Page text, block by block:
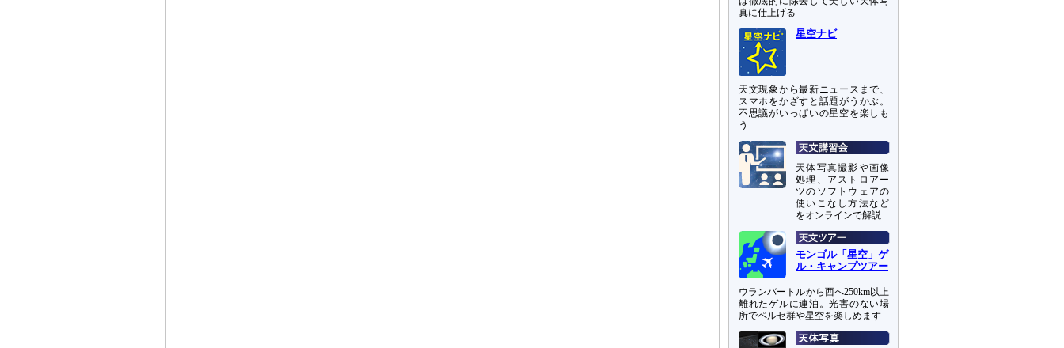
真に仕上げる
星空ナビ
天文現象から最新ニュースまで、
スマホをかざすと話題がうかぶ。
不思議がいっぱいの星空を楽しも
う
天体写真撮影や画像
処理、アストロアー
ツのソフトウェアの
使いこなし方法など
をオンラインで解説
モンゴル「星空」ゲ
ル・キャンプツアー
ウランバートルから西へ250km以上
離れたゲルに連泊。光害のない場
所でペルセ群や星空を楽しめます